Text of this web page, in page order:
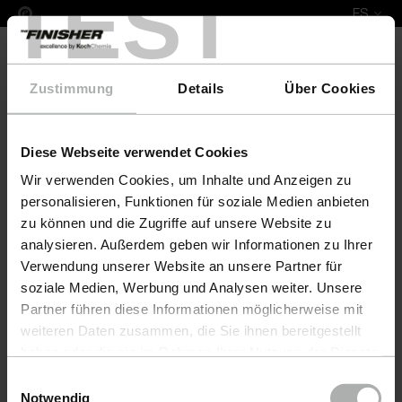
TEST
Zustimmung Details Über Cookies
Diese Webseite verwendet Cookies
Wir verwenden Cookies, um Inhalte und Anzeigen zu
personalisieren, Funktionen für soziale Medien anbieten
zu können und die Zugriffe auf unsere Website zu
analysieren. Außerdem geben wir Informationen zu Ihrer
Verwendung unserer Website an unsere Partner für
soziale Medien, Werbung und Analysen weiter. Unsere
Partner führen diese Informationen möglicherweise mit
weiteren Daten zusammen, die Sie ihnen bereitgestellt
Einstellungen zu den Cookies finden Sie unter
Notwendig
ES
COLOURLOCK Leather Fresh Colour & Protect Set